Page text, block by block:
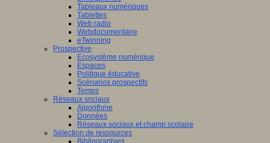
Tableaux numériques
Tablettes
Web radio
Webdocumentaire
eTwinning
Prospective
Ecosystème numérique
Espaces
Politique éducative
Scénarios prospectifs
Temps
Réseaux sociaux
Algorithme
Données
Réseaux sociaux et champ scolaire
Sélection de ressources
Bibliographies